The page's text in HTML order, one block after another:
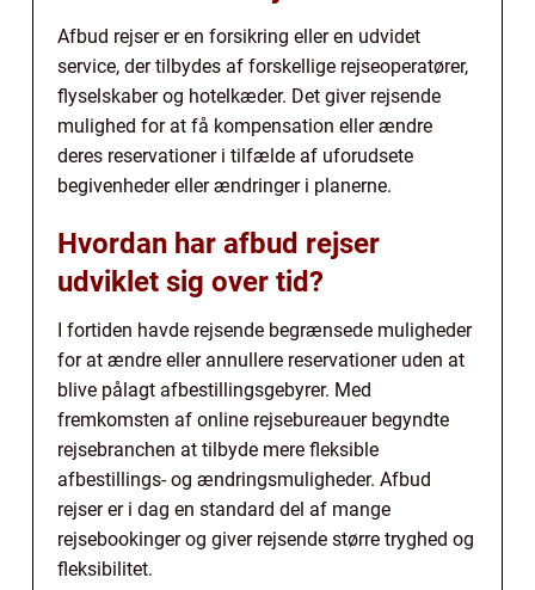
Afbud rejser er en forsikring eller en udvidet
service, der tilbydes af forskellige rejseoperatører,
flyselskaber og hotelkæder. Det giver rejsende
mulighed for at få kompensation eller ændre
deres reservationer i tilfælde af uforudsete
begivenheder eller ændringer i planerne.
Hvordan har afbud rejser
udviklet sig over tid?
I fortiden havde rejsende begrænsede muligheder
for at ændre eller annullere reservationer uden at
blive pålagt afbestillingsgebyrer. Med
fremkomsten af online rejsebureauer begyndte
rejsebranchen at tilbyde mere fleksible
afbestillings- og ændringsmuligheder. Afbud
rejser er i dag en standard del af mange
rejsebookinger og giver rejsende større tryghed og
fleksibilitet.